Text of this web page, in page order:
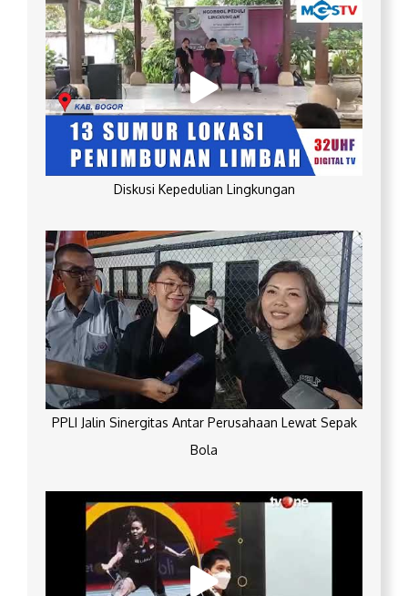
Diskusi Kepedulian Lingkungan
PPLI Jalin Sinergitas Antar Perusahaan Lewat Sepak
Bola